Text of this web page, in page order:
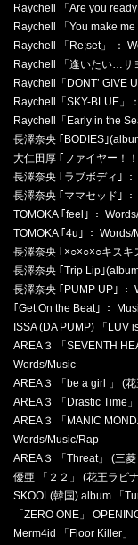
Raychell 「Are you
Raychell 「You make
Raychell 「Re;set」 ：
Raychell 「逢いたい…サ
Raychell「DONT’ GIVE
Raychell「SKY-BLUE」
Raychell「Early in the
長澤奈央 ｢BODIES｣
大仁田厚 ｢ファイヤー！
長澤奈央 ｢ラブボディ｣
長澤奈央 ｢ママセッド｣
TOMOKA ｢feel｣ ：
TOMOKA ｢4u｣ ： Words/
長澤奈央 ｢×○×○×○キスキ
長澤奈央 ｢Trip Lip｣
長澤奈央 ｢PUMP UP｣ ：
｢Get On the Beat｣ ：
ISSA (DA PUMP) 「LUV
AREA３ 「SEVENTH
Words/Music
AREA３ 「be a girl 」 (
AREA３ 「Drastic Time
AREA３ 「MANIC
Words/Music/Rap
AREA３ 「Threat」 (三
優亜 「２２」 (花王ラビ
SKOOL(韓国) album 「
「ZERO ONE」
Merm4id 「Floor Killer」